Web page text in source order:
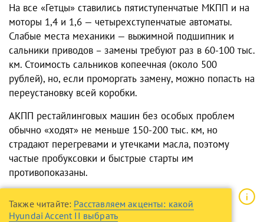
На все «Гетцы» ставились пятиступенчатые МКПП и на
моторы 1,4 и 1,6 — четырехступенчатые автоматы.
Слабые места механики — выжимной подшипник и
сальники приводов – замены требуют раз в 60-100 тыс.
км. Стоимость сальников копеечная (около 500
рублей), но, если проморгать замену, можно попасть на
переустановку всей коробки.
АКПП рестайлинговых машин без особых проблем
обычно «ходят» не меньше 150-200 тыс. км, но
страдают перегревами и утечками масла, поэтому
частые пробуксовки и быстрые старты им
противопоказаны.
Также читайте: Расставляем акценты: какой
Hyundai Accent II выбрать